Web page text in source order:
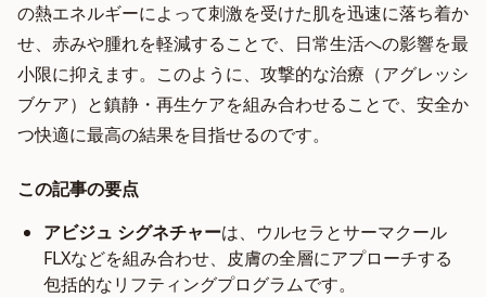
の熱エネルギーによって刺激を受けた肌を迅速に落ち着か
せ、赤みや腫れを軽減することで、日常生活への影響を最
小限に抑えます。このように、攻撃的な治療（アグレッシ
ブケア）と鎮静・再生ケアを組み合わせることで、安全か
つ快適に最高の結果を目指せるのです。
この記事の要点
アビジュ シグネチャーは、ウルセラとサーマクール
FLXなどを組み合わせ、皮膚の全層にアプローチする
包括的なリフティングプログラムです。